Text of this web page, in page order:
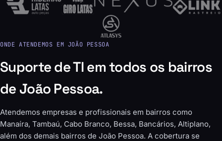
ONDE ATENDEMOS EM JOÃO PESSOA
Suporte de TI em todos os bairros
de João Pessoa.
Atendemos empresas e profissionais em bairros como
Manaíra, Tambaú, Cabo Branco, Bessa, Bancários, Altiplano,
além dos demais bairros de João Pessoa. A cobertura se